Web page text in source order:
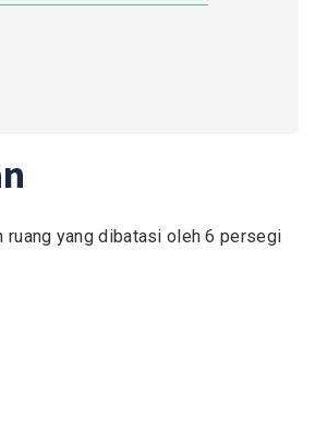
ruang yang dibatasi oleh 6 persegi